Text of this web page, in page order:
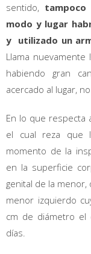
sentido, tampoco
modo y lugar
y utilizado un
Llama
habiendo gran
acercado al lugar,
En lo que respecta
el cual reza
momento de la
en la superficie
genital de la
menor izquierdo
cm de diámetro el
días.